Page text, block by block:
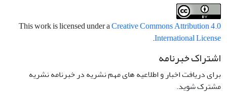
This work is licensed under aCreative Commons Attribution 4.0
International License
.
اشتراک خبرنامه
برای دریافت اخبار و اطلاعیه های مهم نشریه در خبرنامه نشریه
مشترک شوید.